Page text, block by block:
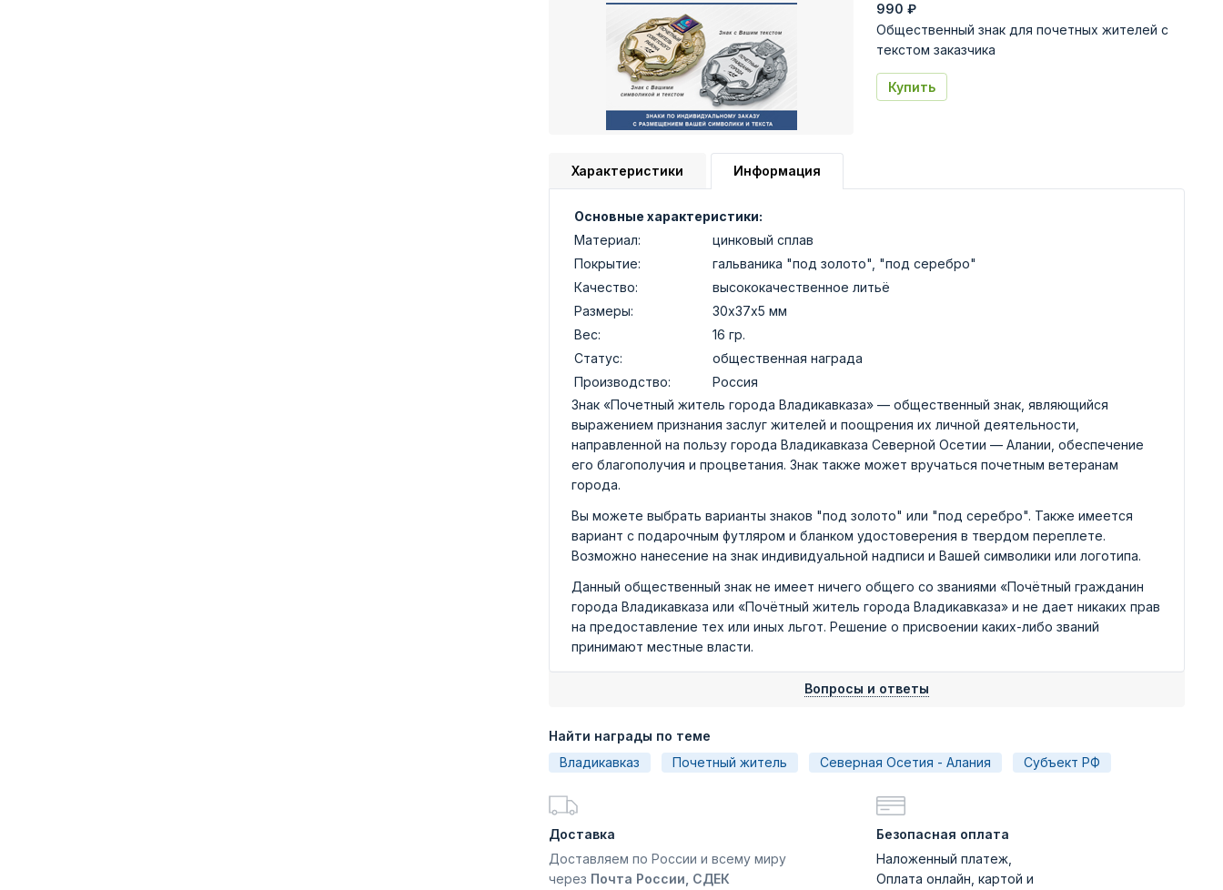
990 ₽
Общественный знак для почетных жителей с
текстом заказчика
Купить
Характеристики Информация
Основные характеристики:
Материал:
цинковый сплав
Покрытие:
гальваника "под золото", "под серебро"
Качество:
высококачественное литьё
Размеры:
30х37х5 мм
Вес:
16 гр.
Статус:
общественная награда
Производство:
Россия
Знак «Почетный житель города Владикавказа» — общественный знак, являющийся
выражением признания заслуг жителей и поощрения их личной деятельности,
направленной на пользу города Владикавказа Северной Осетии — Алании, обеспечение
его благополучия и процветания. Знак также может вручаться почетным ветеранам
города.
Вы можете выбрать варианты знаков "под золото" или "под серебро". Также имеется
вариант с подарочным футляром и бланком удостоверения в твердом переплете.
Возможно нанесение на знак индивидуальной надписи и Вашей символики или логотипа.
Данный общественный знак не имеет ничего общего со званиями «Почётный гражданин
города Владикавказа или «Почётный житель города Владикавказа» и не дает никаких прав
на предоставление тех или иных льгот. Решение о присвоении каких-либо званий
принимают местные власти.
Вопросы и ответы
Найти награды по теме
Владикавказ
Почетный житель Северная Осетия - Алания Субъект РФ
Доставка
Доставляем по России и всему миру
через Почта России, СДЕК
Безопасная оплата
Наложенный платеж,
Оплата онлайн, картой и